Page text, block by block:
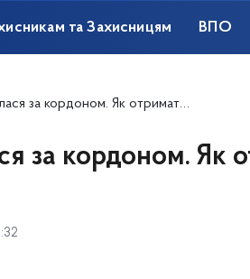
та Захисницям ВПО
Як отримати державну допомогу?
за кордоном. Як